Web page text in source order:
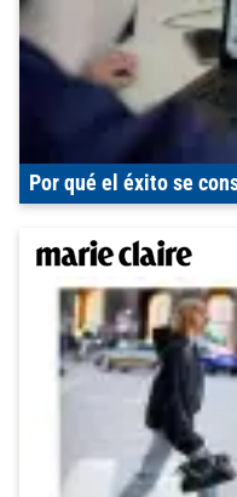
Por qué el éxito se